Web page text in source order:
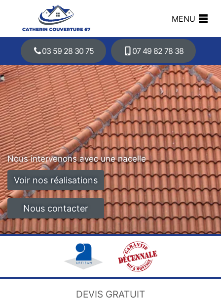
MENU
03 59 28 30 75 07 49 82 78 38
Nous intervenons avec une nacelle
Voir nos réalisations
Nous contacter
DEVIS GRATUIT